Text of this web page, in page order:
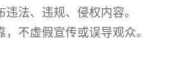
法、违规、侵权内容。
不虚假宣传或误导观众。